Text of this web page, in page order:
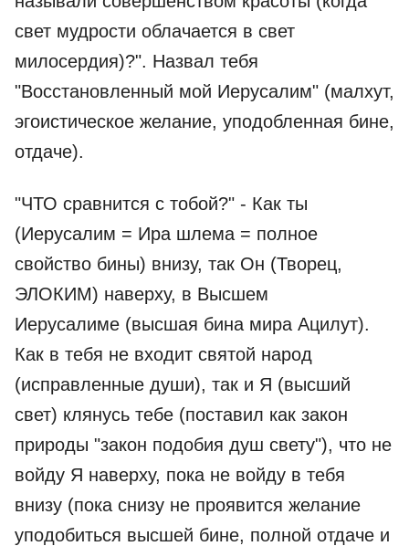
свет мудрости облачается в свет
милосердия)?". Назвал тебя
"Восстановленный мой Иерусалим" (малхут,
эгоистическое желание, уподобленная бине,
отдаче).
"ЧТО сравнится с тобой?" - Как ты
(Иерусалим = Ира шлема = полное
свойство бины) внизу, так Он (Творец,
ЭЛОКИМ) наверху, в Высшем
Иерусалиме (высшая бина мира Ацилут).
Как в тебя не входит святой народ
(исправленные души), так и Я (высший
свет) клянусь тебе (поставил как закон
природы "закон подобия душ свету"), что не
войду Я наверху, пока не войду в тебя
внизу (пока снизу не проявится желание
уподобиться высшей бине, полной отдаче и